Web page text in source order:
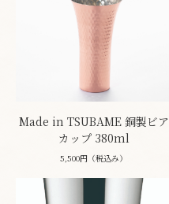
Made in TSUBAME 銅製ビア
カップ 380ml
5,500円（税込み）